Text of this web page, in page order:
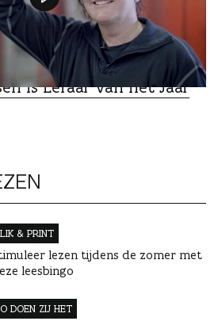
is Leraar van het Jaar
& PRINT
lezen tijdens de zomer met
leesbingo
DOEN ZIJ HET